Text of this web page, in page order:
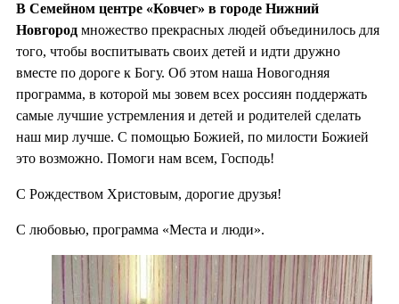
В Семейном центре «Ковчег» в городе Нижний
Новгород множество прекрасных людей объединилось для
того, чтобы воспитывать своих детей и идти дружно
вместе по дороге к Богу. Об этом наша Новогодняя
программа, в которой мы зовем всех россиян поддержать
самые лучшие устремления и детей и родителей сделать
наш мир лучше. С помощью Божией, по милости Божией
это возможно. Помоги нам всем, Господь!
С Рождеством Христовым, дорогие друзья!
С любовью, программа «Места и люди».